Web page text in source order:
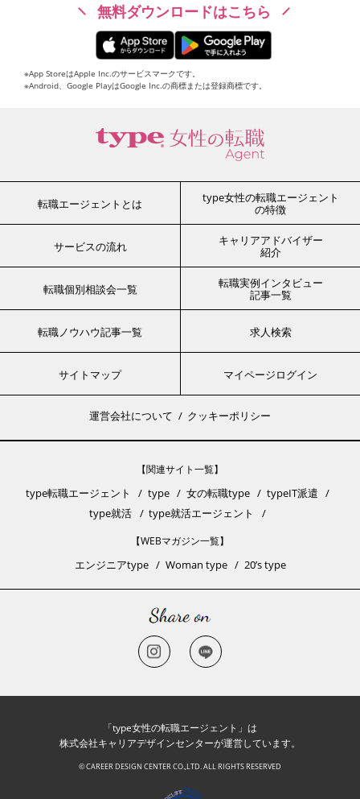
無料ダウンロードはこちら
※App StoreはApple Inc.のサービスマークです。
※Android、Google PlayはGoogle Inc.の商標または登録商標です。
転職エージェントとは
type女性の転職エージェント
の特徴
サービスの流れ
キャリアアドバイザー
紹介
転職個別相談会一覧
転職実例インタビュー
記事一覧
転職ノウハウ記事一覧 求人検索
サイトマップ マイページログイン
運営会社について クッキーポリシー
【関連サイト一覧】
type転職エージェント type 女の転職type
typeIT派遣
type就活
type就活エージェント
【WEBマガジン一覧】
エンジニアtype Woman type 20’s type
「type女性の転職エージェント」は
株式会社キャリアデザインセンターが運営しています。
© CAREER DESIGN CENTER CO.,LTD. ALL RIGHTS RESERVED